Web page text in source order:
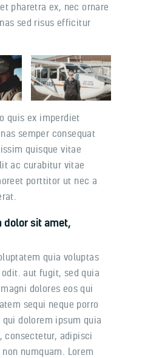
pharetra ex, nec ornare
sed risus efficitur
quis ex imperdiet
semper consequat
quisque vitae
ac curabitur vitae
porttitor ut nec a
dolor sit amet,
quia voluptas
aut fugit, sed quia
dolores eos qui
sequi neque porro
dolorem ipsum quia
consectetur, adipisci
numquam. Lorem